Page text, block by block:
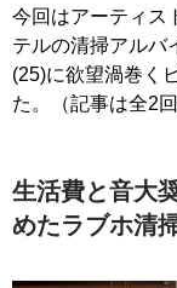
今回はアーティス
テルの清掃アルバ
(25)に欲望渦巻く
た。（記事は全2回
生活費と音大
めたラブホ清